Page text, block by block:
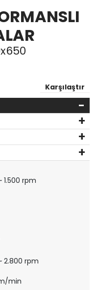
Karşılaştır
1.500 rpm
2.800 rpm
min